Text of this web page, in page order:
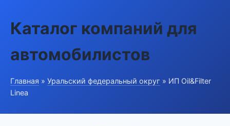
Каталог компаний для
автомобилистов
Главная » Уральский федеральный округ » ИП Oil&Filter
Linea